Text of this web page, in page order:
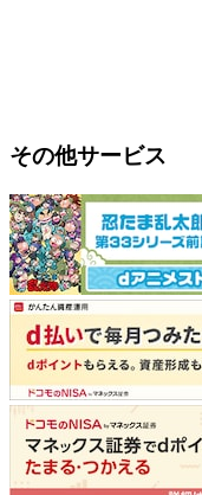
その他サービス